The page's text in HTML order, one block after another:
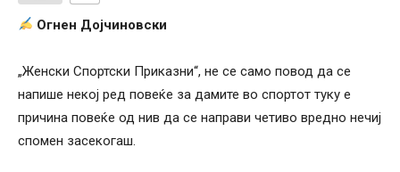
Огнен Дојчиновски
„Женски Спортски Приказни“, не се само повод да се
напише некој ред повеќе за дамите во спортот туку е
причина повеќе од нив да се направи четиво вредно нечиј
спомен засекогаш.